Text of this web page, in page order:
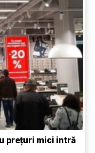
prețuri mici intră